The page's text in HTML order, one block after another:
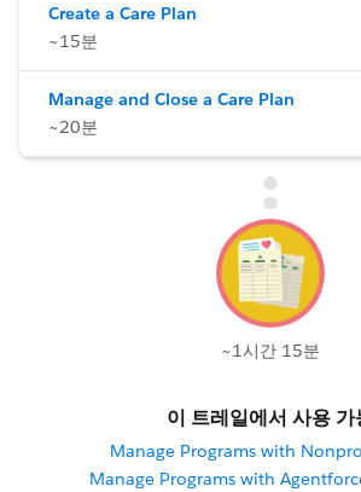
Create a Care Plan
~15분
Manage and Close a Care Plan
~20분
~1시간 15분
이 트레일에서 사용 가
Manage Programs with
Manage Programs with